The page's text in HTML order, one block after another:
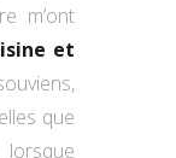
m’ont
et
que